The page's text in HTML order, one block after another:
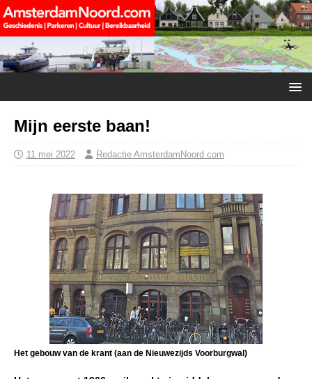
Mijn eerste baan!
11 mei 2022 Redactie AmsterdamNoord com
Het gebouw van de krant (aan de Nieuwezijds Voorburgwal)